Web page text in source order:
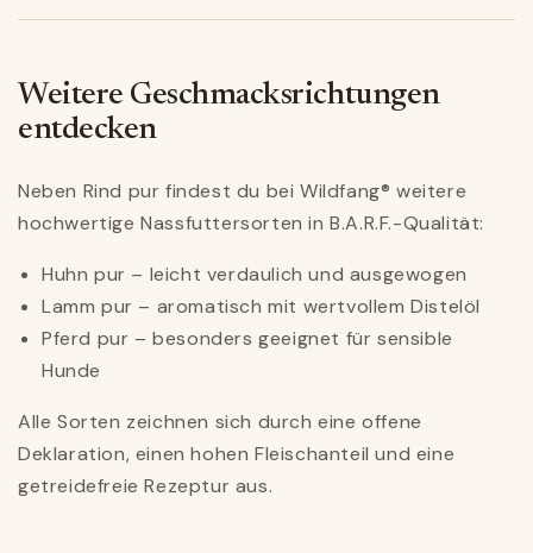
Weitere Geschmacksrichtungen
entdecken
Neben Rind pur findest du bei Wildfang® weitere
hochwertige Nassfuttersorten in B.A.R.F.-Qualität:
Huhn pur – leicht verdaulich und ausgewogen
Lamm pur – aromatisch mit wertvollem Distelöl
Pferd pur – besonders geeignet für sensible
Hunde
Alle Sorten zeichnen sich durch eine offene
Deklaration, einen hohen Fleischanteil und eine
getreidefreie Rezeptur aus.